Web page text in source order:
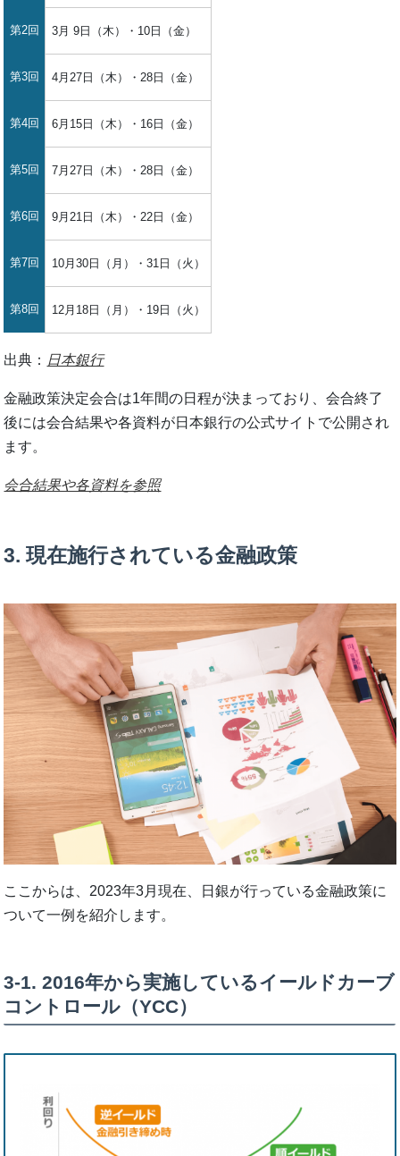
第2回 3月 9日（木）・10日（金）
第3回 4月27日（木）・28日（金）
第4回 6月15日（木）・16日（金）
第5回 7月27日（木）・28日（金）
第6回 9月21日（木）・22日（金）
第7回 10月30日（月）・31日（火）
第8回 12月18日（月）・19日（火）
出典： 日本銀行
金融政策決定会合は1年間の日程が決まっており、会合終了
後には会合結果や各資料が日本銀行の公式サイトで公開され
ます。
会合結果や各資料を参照
3. 現在施行されている金融政策
ここからは、2023年3月現在、日銀が行っている金融政策に
ついて一例を紹介します。
3-1. 2016年から実施しているイールドカーブ
コントロール（YCC）